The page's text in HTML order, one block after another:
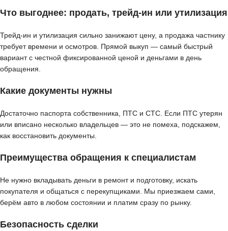
Что выгоднее: продать, трейд-ин или утилизация
Трейд-ин и утилизация сильно занижают цену, а продажа частнику
требует времени и осмотров. Прямой выкуп — самый быстрый
вариант с честной фиксированной ценой и деньгами в день
обращения.
Какие документы нужны
Достаточно паспорта собственника, ПТС и СТС. Если ПТС утерян
или вписано несколько владельцев — это не помеха, подскажем,
как восстановить документы.
Преимущества обращения к специалистам
Не нужно вкладывать деньги в ремонт и подготовку, искать
покупателя и общаться с перекупщиками. Мы приезжаем сами,
берём авто в любом состоянии и платим сразу по рынку.
Безопасность сделки